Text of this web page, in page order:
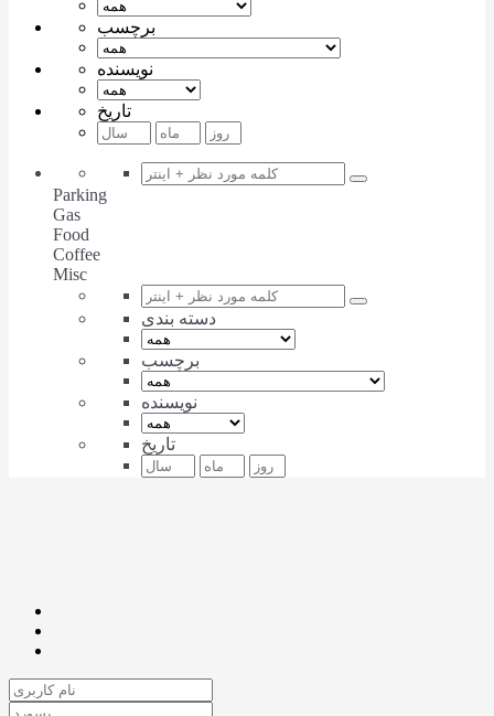
برچسب
نویسنده
تاریخ
Parking
Gas
Food
Coffee
Misc
دسته بندی
برچسب
نویسنده
تاریخ